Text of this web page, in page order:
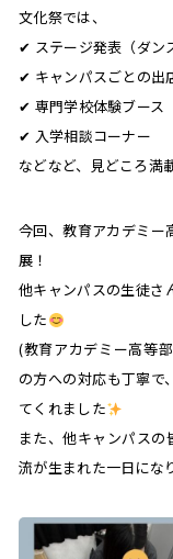
文化祭では、
✔ ステージ発表（ダン
✔ キャンパスごとの出
✔ 専門学校体験ブース
✔ 入学相談コーナー
などなど、見どころ満
今回、教育アカデミー
展！
他キャンパスの生徒さ
した
(教育アカデミー高等
の方への対応も丁寧で
てくれました
また、他キャンパス
流が生まれた一日にな